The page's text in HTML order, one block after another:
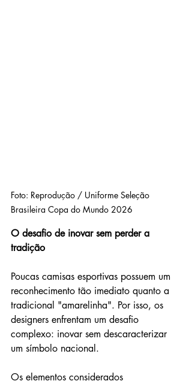
Foto: Reprodução / Uniforme Seleção
Brasileira Copa do Mundo 2026
O desafio de inovar sem perder a
tradição
Poucas camisas esportivas possuem um
reconhecimento tão imediato quanto a
tradicional "amarelinha". Por isso, os
designers enfrentam um desafio
complexo: inovar sem descaracterizar
um símbolo nacional.
Os elementos considerados